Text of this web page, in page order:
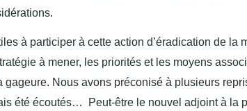
à participer à cette action d’éradication de la
à mener, les priorités et les moyens
Nous avons préconisé à plusieurs
été écoutés… Peut-être le nouvel adjoint à la